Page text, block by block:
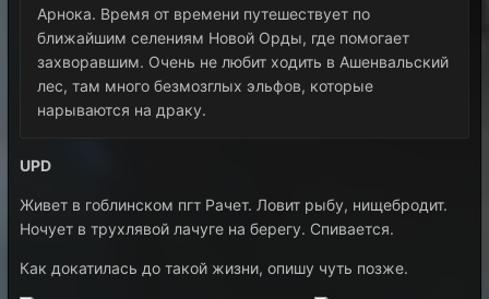
Арнока. Время от времени путешествует по
ближайшим селениям Новой Орды, где помогает
захворавшим. Очень не любит ходить в Ашенвальский
лес, там много безмозглых эльфов, которые
нарываются на драку.
UPD
Живет в гоблинском пгт Рачет. Ловит рыбу, нищебродит.
Ночует в трухлявой лачуге на берегу. Спивается.
Как докатилась до такой жизни, опишу чуть позже.